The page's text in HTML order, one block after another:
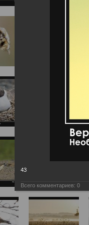
43
Всего комментариев: 0